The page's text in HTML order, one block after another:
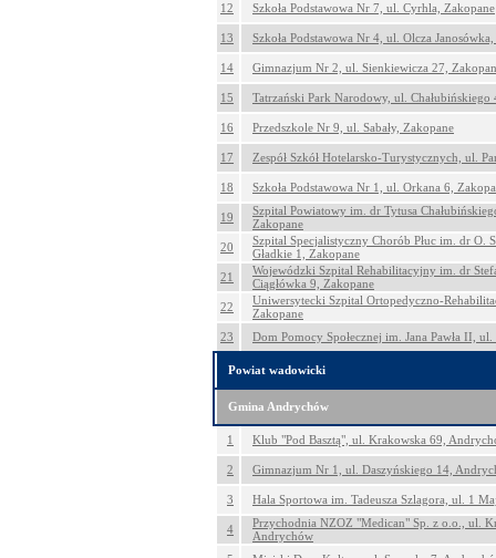
12 Szkoła Podstawowa Nr 7, ul. Cyrhla, Zakopane
13 Szkoła Podstawowa Nr 4, ul. Olcza
14 Gimnazjum Nr 2, ul. Sienkiewicza 27,
15 Tatrzański Park Narodowy, ul. Chałubińskiego
16 Przedszkole Nr 9, ul. Sabały, Zakopane
17 Zespół Szkół Hotelarsko-Turystycznych, ul.
18 Szkoła Podstawowa Nr 1, ul. Orkana 6,
19
Szpital Powiatowy im. dr Tytusa
Zakopane
20
Szpital Specjalistyczny Chorób Płuc im. dr O.
Gładkie 1, Zakopane
21
Wojewódzki Szpital Rehabilitacyjny im. dr
Ciągłówka 9, Zakopane
22
Uniwersytecki Szpital Ortopedyczno-
Zakopane
23
Dom Pomocy Społecznej im. Jana Pawła II,
Powiat wadowicki
Gmina Andrychów
1 Klub "Pod Basztą", ul. Krakowska 69,
2 Gimnazjum Nr 1, ul. Daszyńskiego 14,
3 Hala Sportowa im. Tadeusza Szlagora, ul. 1
4
Przychodnia NZOZ "Medican" Sp. z o.o., ul.
Andrychów